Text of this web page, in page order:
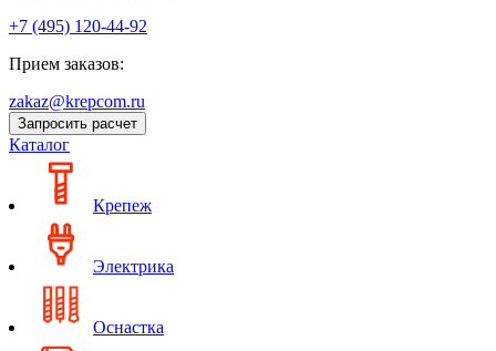
+7 (495) 120-44-92
Прием заказов:
zakaz@krepcom.ru
Запросить расчет
Каталог
Крепеж
Электрика
Оснастка